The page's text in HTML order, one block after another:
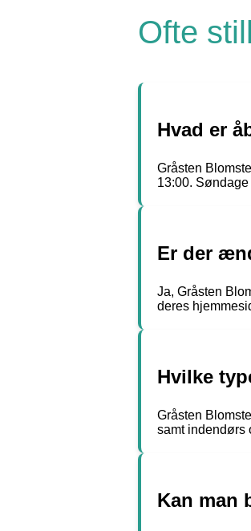
Ofte
Hvad er
Gråsten
13:00.
Er der
Ja, Gråsten
deres
Hvilke
Gråsten
samt indendørs
Kan man